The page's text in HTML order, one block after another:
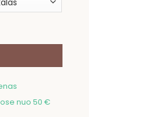
užvalkalas Kalėdinis žaisliukas
nuo 50 €